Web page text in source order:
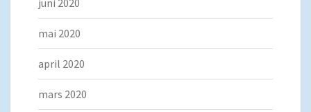
mai 2020
april 2020
mars 2020